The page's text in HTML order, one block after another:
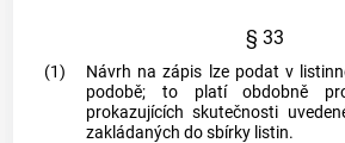
§ 33
(1)
Návrh na zápis lze podat v
podobě; to platí obdobně
prokazujících skutečnosti
zakládaných do sbírky listin.